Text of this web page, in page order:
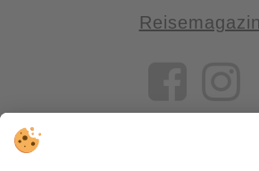
Reisemagazin